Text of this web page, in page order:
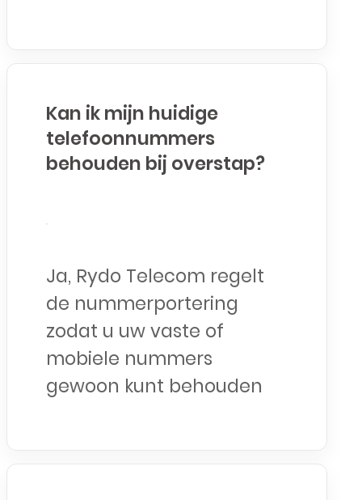
Kan ik mijn huidige
telefoonnummers
behouden bij overstap?
Ja, Rydo Telecom regelt
de nummerportering
zodat u uw vaste of
mobiele nummers
gewoon kunt behouden